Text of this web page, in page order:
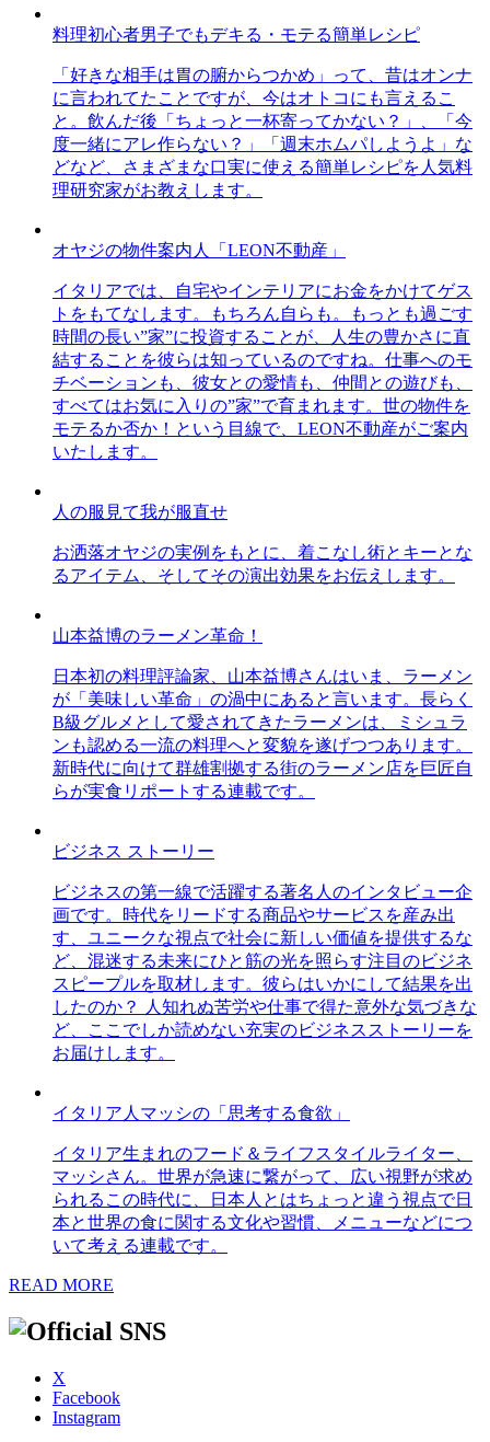
料理初心者男子でもデキる・モテる簡単レシピ
「好きな相手は胃の腑からつかめ」って、昔はオンナ
に言われてたことですが、今はオトコにも言えるこ
と。飲んだ後「ちょっと一杯寄ってかない？」、「今
度一緒にアレ作らない？」「週末ホムパしようよ」な
どなど、さまざまな口実に使える簡単レシピを人気料
理研究家がお教えします。
オヤジの物件案内人「LEON不動産」
イタリアでは、自宅やインテリアにお金をかけてゲス
トをもてなします。もちろん自らも。もっとも過ごす
時間の長い”家”に投資することが、人生の豊かさに直
結することを彼らは知っているのですね。仕事へのモ
チベーションも、彼女との愛情も、仲間との遊びも、
すべてはお気に入りの”家”で育まれます。世の物件を
モテるか否か！という目線で、LEON不動産がご案内
いたします。
人の服見て我が服直せ
お洒落オヤジの実例をもとに、着こなし術とキーとな
るアイテム、そしてその演出効果をお伝えします。
山本益博のラーメン革命！
日本初の料理評論家、山本益博さんはいま、ラーメン
が「美味しい革命」の渦中にあると言います。長らく
B級グルメとして愛されてきたラーメンは、ミシュラ
ンも認める一流の料理へと変貌を遂げつつあります。
新時代に向けて群雄割拠する街のラーメン店を巨匠自
らが実食リポートする連載です。
ビジネス ストーリー
ビジネスの第一線で活躍する著名人のインタビュー企
画です。時代をリードする商品やサービスを産み出
す、ユニークな視点で社会に新しい価値を提供するな
ど、混迷する未来にひと筋の光を照らす注目のビジネ
スピープルを取材します。彼らはいかにして結果を出
したのか？ 人知れぬ苦労や仕事で得た意外な気づきな
ど、ここでしか読めない充実のビジネスストーリーを
お届けします。
イタリア人マッシの「思考する食欲」
イタリア生まれのフード＆ライフスタイルライター、
マッシさん。世界が急速に繋がって、広い視野が求め
られるこの時代に、日本人とはちょっと違う視点で日
本と世界の食に関する文化や習慣、メニューなどにつ
いて考える連載です。
READ MORE
X
Facebook
Instagram